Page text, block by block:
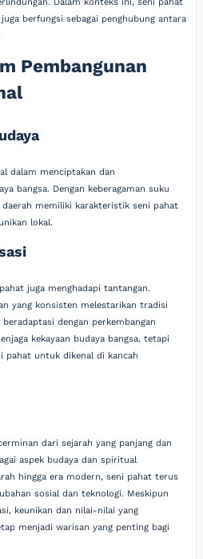
berfungsi sebagai penghubung antara
Pembangunan
dalam menciptakan dan
bangsa. Dengan keberagaman suku
memiliki karakteristik seni pahat
lokal.
juga menghadapi tantangan.
yang konsisten melestarikan tradisi
dengan perkembangan
kekayaan budaya bangsa, tetapi
pahat untuk dikenal di kancah
dari sejarah yang panjang dan
aspek budaya dan spiritual
hingga era modern, seni pahat terus
sosial dan teknologi. Meskipun
keunikan dan nilai-nilai yang
menjadi warisan yang penting bagi